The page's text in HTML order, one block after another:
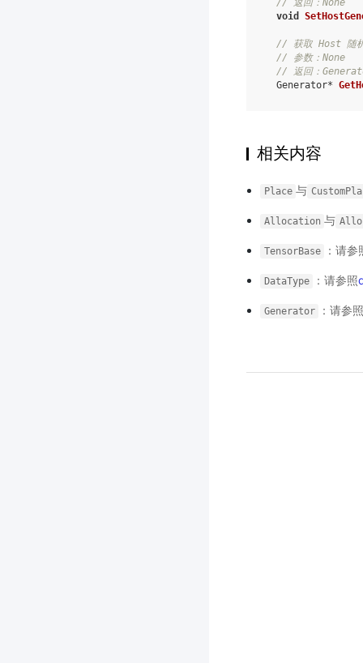
// 返回：None
void
// 获取 Host 随机
// 参数：None
// 返回：
Generator*
相关内容
Place 与
Allocation 与
TensorBase ：请参
DataType ：请参照
Generator ：请参